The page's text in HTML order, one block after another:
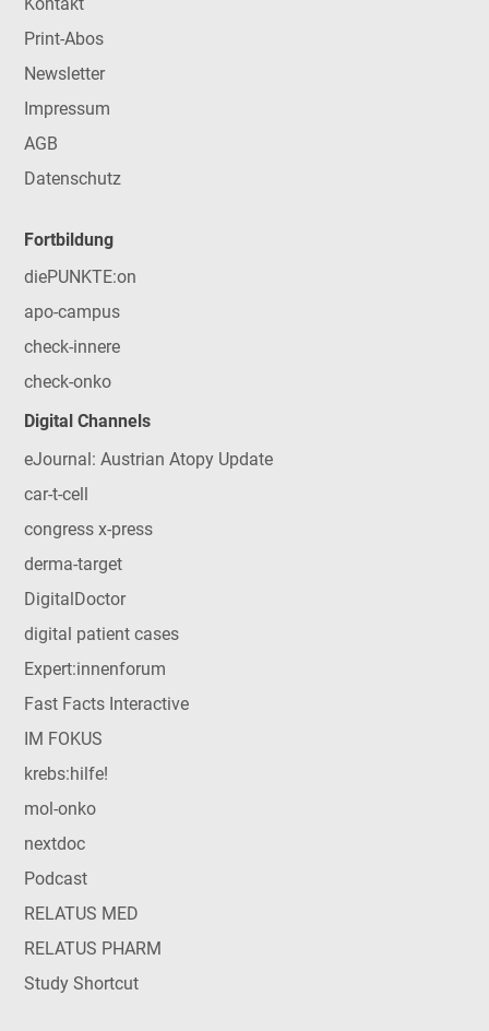
Print-Abos
Newsletter
Impressum
AGB
Datenschutz
Fortbildung
diePUNKTE:on
apo-campus
check-innere
check-onko
Digital Channels
eJournal: Austrian Atopy Update
car-t-cell
congress x-press
derma-target
DigitalDoctor
digital patient cases
Expert:innenforum
Fast Facts Interactive
IM FOKUS
krebs:hilfe!
mol-onko
nextdoc
Podcast
RELATUS MED
RELATUS PHARM
Study Shortcut